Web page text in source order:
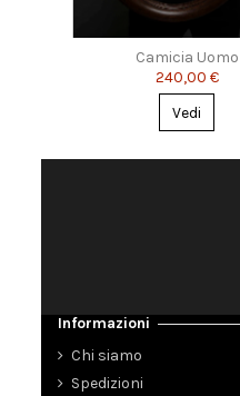
Camicia Uomo
240,00 €
Vedi
Informazioni
Chi siamo
Spedizioni